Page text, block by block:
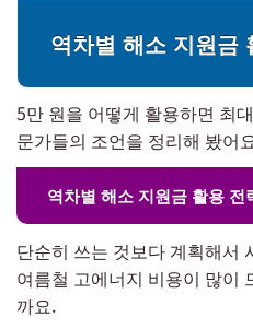
역차별 해소 지원금
5만 원을 어떻게 활용하면 최
문가들의 조언을 정리해 봤어
역차별 해소 지원금 활용 전
단순히 쓰는 것보다 계획해서
여름철 고에너지 비용이 많이
까요.